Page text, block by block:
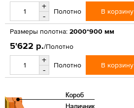
+
-
Полотно В корзину
Размеры полотна: 2000*900 мм
5'622 р./Полотно
+
-
Полотно В корзину